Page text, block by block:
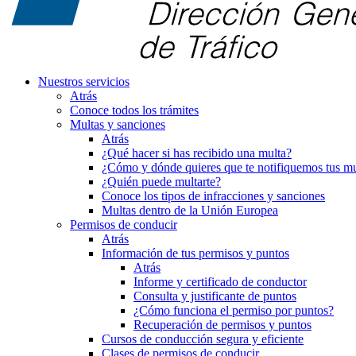
Nuestros servicios
Atrás
Conoce todos los trámites
Multas y sanciones
Atrás
¿Qué hacer si has recibido una multa?
¿Cómo y dónde quieres que te notifiquemos tus
¿Quién puede multarte?
Conoce los tipos de infracciones y sanciones
Multas dentro de la Unión Europea
Permisos de conducir
Atrás
Información de tus permisos y puntos
Atrás
Informe y certificado de conductor
Consulta y justificante de puntos
¿Cómo funciona el permiso por puntos?
Recuperación de permisos y puntos
Cursos de conducción segura y eficiente